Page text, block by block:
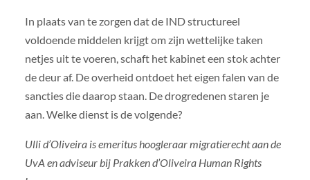
In plaats van te zorgen dat de IND structureel
voldoende middelen krijgt om zijn wettelijke taken
netjes uit te voeren, schaft het kabinet een stok achter
de deur af. De overheid ontdoet het eigen falen van de
sancties die daarop staan. De drogredenen staren je
aan. Welke dienst is de volgende?
Ulli d’Oliveira is emeritus hoogleraar migratierecht aan de
UvA en adviseur bij Prakken d’Oliveira Human Rights